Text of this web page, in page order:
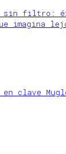
sin filtro:
imagina
clave